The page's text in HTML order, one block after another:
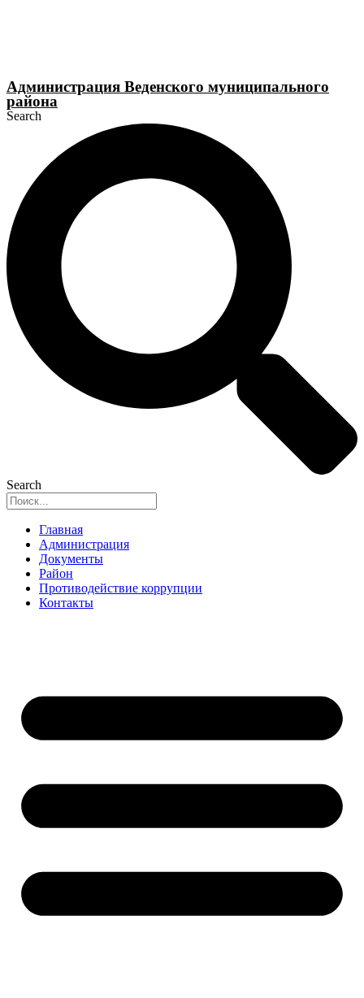
Администрация Веденского муниципального
района
Search
Search
Главная
Администрация
Документы
Район
Противодействие коррупции
Контакты